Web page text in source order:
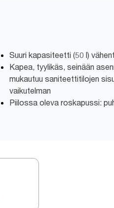
Suuri kapasiteetti (50 l)
Kapea, tyylikäs, seinään
mukautuu saniteettitilojen
vaikutelman
Piilossa oleva roskapussi: